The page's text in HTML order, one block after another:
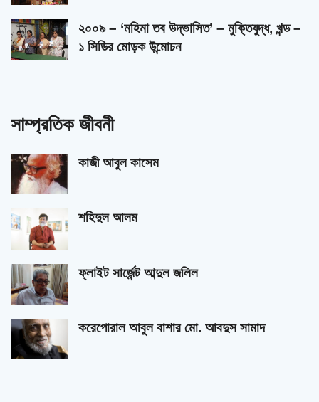
২০০৯ – ‘মহিমা তব উদ্ভাসিত’ – মুক্তিযুদ্ধ, খন্ড –
১ সিডির মোড়ক উন্মোচন
সাম্প্রতিক জীবনী
কাজী আবুল কাসেম
শহিদুল আলম
ফ্লাইট সার্জেন্ট আব্দুল জলিল
করেপোরাল আবুল বাশার মো. আবদুস সামাদ